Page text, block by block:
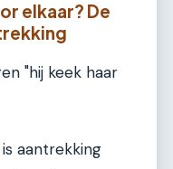
elkaar? De
"hij keek haar
aantrekking